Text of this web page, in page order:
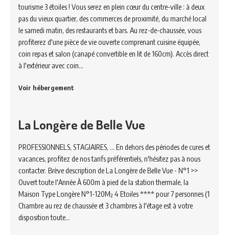
tourisme 3 étoiles ! Vous serez en plein cœur du centre-ville : à deux
pas du vieux quartier, des commerces de proximité, du marché local
le samedi matin, des restaurants et bars. Au rez-de-chaussée, vous
profiterez d'une pièce de vie ouverte comprenant cuisine équipée,
coin repas et salon (canapé convertible en lit de 160cm). Accès direct
à l'extérieur avec coin…
Voir hébergement
La Longère de Belle Vue
PROFESSIONNELS, STAGIAIRES, ... En dehors des périodes de cures et
vacances, profitez de nos tarifs préférentiels, n'hésitez pas à nous
contacter. Brève description de La Longère de Belle Vue - N°1 >>
Ouvert toute l'Année À 600m à pied de la station thermale, la
Maison Type Longère N°1-120M² 4 Etoiles **** pour 7 personnes (1
Chambre au rez de chaussée et 3 chambres à l'étage est à votre
disposition toute…